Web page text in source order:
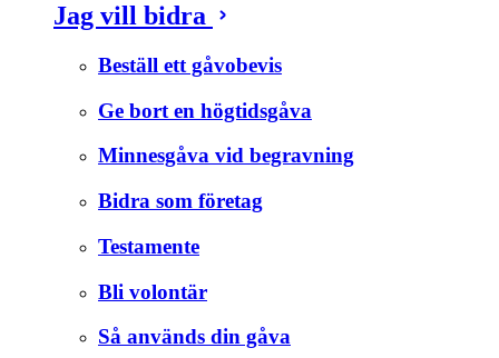
Jag vill bidra
Beställ ett gåvobevis
Ge bort en högtidsgåva
Minnesgåva vid begravning
Bidra som företag
Testamente
Bli volontär
Så används din gåva